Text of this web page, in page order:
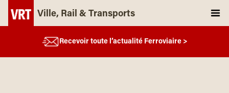
Ville, Rail & Transports
Recevoir toute l’actualité Ferroviaire >